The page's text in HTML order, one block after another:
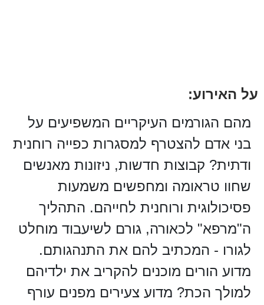
על האירוע:
מהם הגורמים העיקריים המשפיעים על
בני אדם להצטרף למסגרות כפייה רוחנית
ודתית? קבוצות חדשות, ניזונות מאנשים
שחוו טראומה ומחפשים משמעות
פסיכולוגית ורוחנית לחייהם. התהליך
ה"מרפא" לכאורה, גורם לשיעבוד מוחלט
לגורו - המכתיב להם את התנהגותם.
מדוע הורים מוכנים להקריב את ילדיהם
למולך הכת? מדוע צעירים מפנים עורף